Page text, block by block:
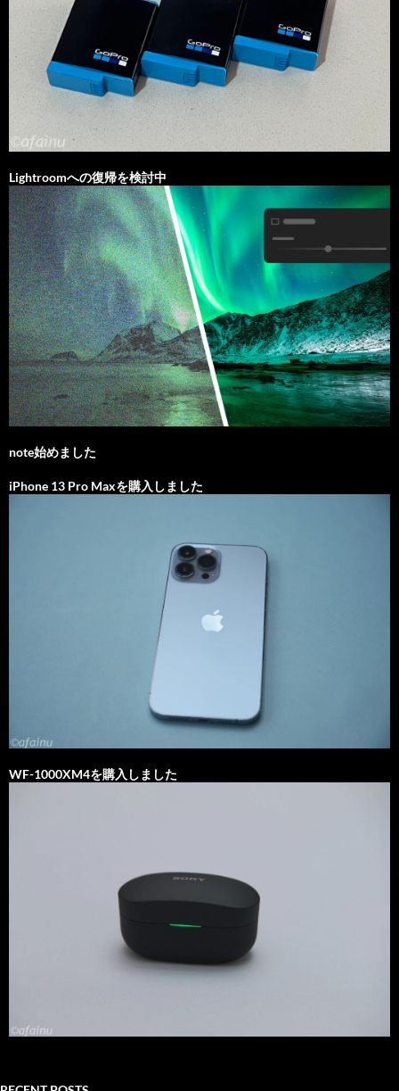
Lightroomへの復帰を検討中
note始めました
iPhone 13 Pro Maxを購入しました
WF-1000XM4を購入しました